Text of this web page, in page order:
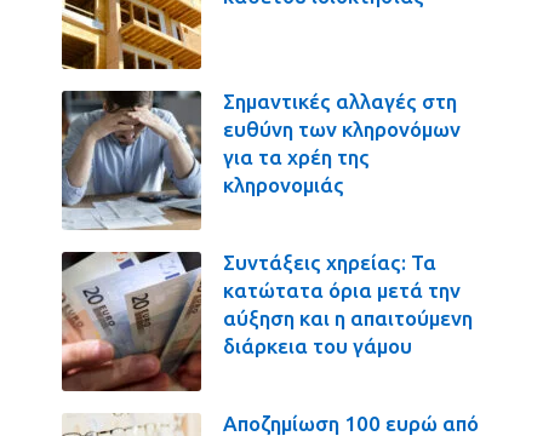
Σημαντικές αλλαγές στη
ευθύνη των κληρονόμων
για τα χρέη της
κληρονομιάς
Συντάξεις χηρείας: Τα
κατώτατα όρια μετά την
αύξηση και η απαιτούμενη
διάρκεια του γάμου
Αποζημίωση 100 ευρώ από